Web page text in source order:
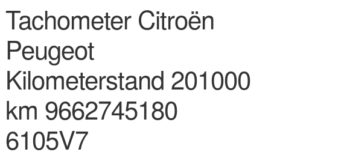
Tachometer Citroën
Peugeot
Kilometerstand 201000
km 9662745180
6105V7